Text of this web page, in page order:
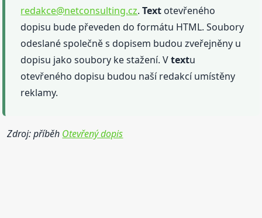
redakce@netconsulting.cz.Text otevřeného
dopisu bude převeden do formátu HTML. Soubory
odeslané společně s dopisem budou zveřejněny u
dopisu jako soubory ke stažení. Vtextu
otevřeného dopisu budou naší redakcí umístěny
reklamy.
Zdroj: příběh Otevřený dopis